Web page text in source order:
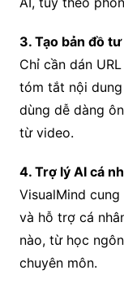
3. Tạo bản đồ
Chỉ cần dán
tóm tắt nội
dùng dễ dàng
từ video.
4. Trợ lý AI cá
VisualMind
và hỗ trợ cá
nào, từ học
chuyên môn.